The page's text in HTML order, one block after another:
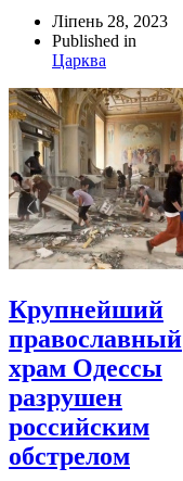
Ліпень 28, 2023
Published in
Царква
Крупнейший
православный
храм Одессы
разрушен
российским
обстрелом